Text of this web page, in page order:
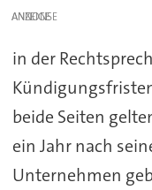
ANZEIGE
in der
beide Seiten
ein Jahr nach
Unternehmen